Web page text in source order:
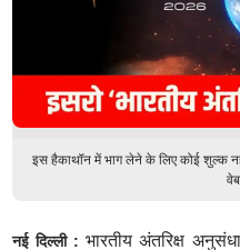
इस हैकाथॉन में भाग लेने के लिए कोई शुल्क
नई दिल्ली : भारतीय अंतरिक्ष